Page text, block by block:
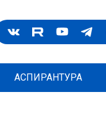
АСПИРАНТУРА